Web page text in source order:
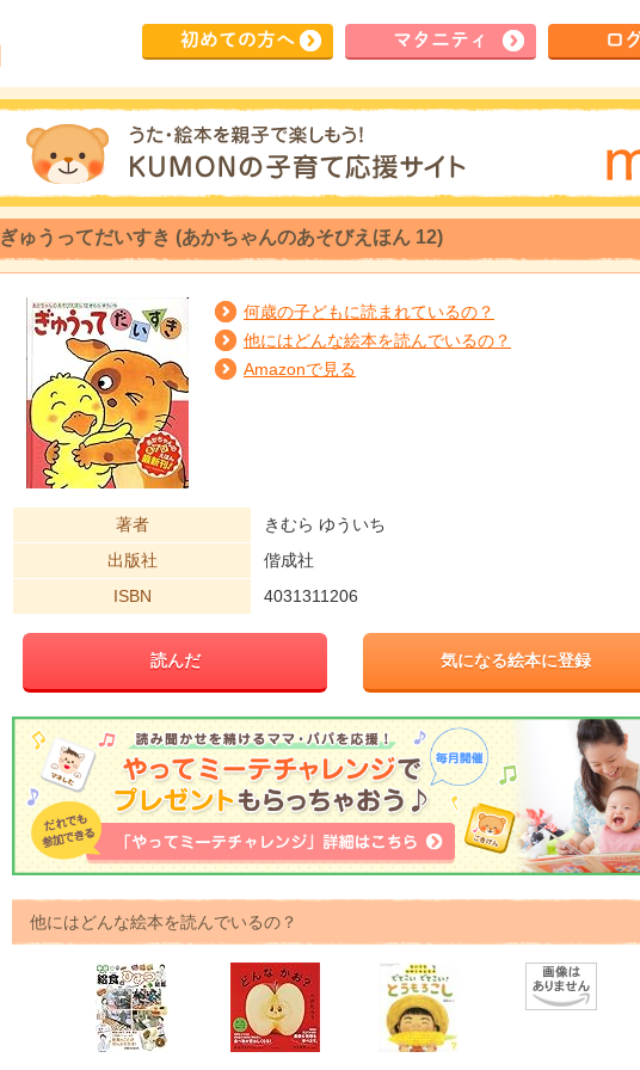
初めての方へ マタ ニティ ロ
ぎゅうってだいすき (あかちゃんのあそびえほん 12)
何歳の子どもに読まれているの？
他にはどんな絵本を読んでいるの？
Amazonで見る
著者
きむら ゆういち
出版社
偕成社
ISBN
4031311206
読んだ 気になる絵本に登録
他にはどんな絵本を読んでいるの？